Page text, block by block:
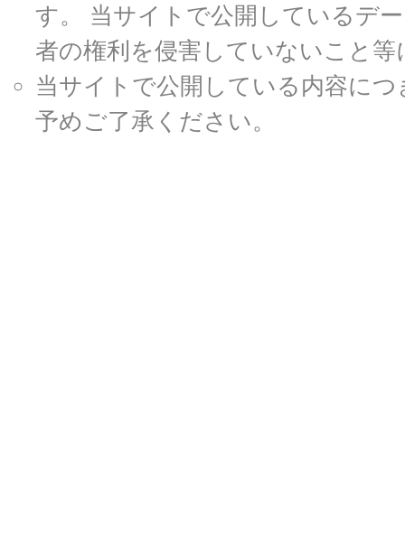
す。 当サイトで公開しているデ
者の権利を侵害していないこと
当サイトで公開している内容に
予めご了承ください。